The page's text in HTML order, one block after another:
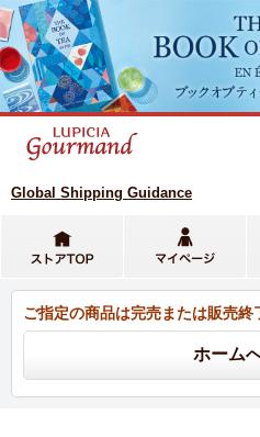
Global Shipping Guidance
ご指定の商品は完売または販売終